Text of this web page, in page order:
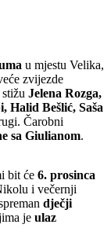
u mjestu Velika,
zvijezde
Jelena Rozga,
Halid Bešlić, Saša
Čarobni
sa Giulianom.
bit će 6. prosinca
i večernji
dječji
je ulaz